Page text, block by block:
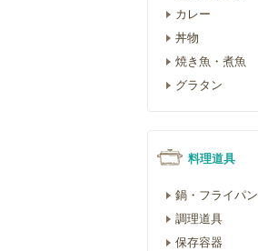
カレー
丼物
焼き魚・煮魚
グラタン
料理道具
鍋・フライパン
調理道具
保存容器